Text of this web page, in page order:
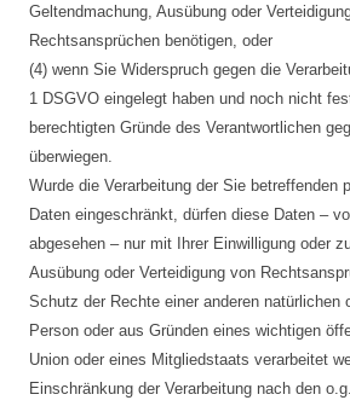
Geltendmachung, Ausübung oder
Rechtsansprüchen benötigen, oder
(4) wenn Sie Widerspruch gegen die
1 DSGVO eingelegt haben und noch nicht
berechtigten Gründe des Verantwortlichen
überwiegen.
Wurde die Verarbeitung der Sie betreffenden
Daten eingeschränkt, dürfen diese Daten –
abgesehen – nur mit Ihrer Einwilligung oder
Ausübung oder Verteidigung von
Schutz der Rechte einer anderen natürlichen
Person oder aus Gründen eines wichtigen
Union oder eines Mitgliedstaats verarbeitet
Einschränkung der Verarbeitung nach den